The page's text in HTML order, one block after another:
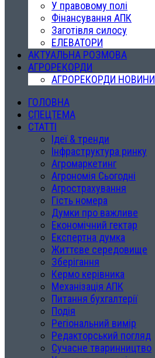
У правовому полі
Фінансування АПК
Заготівля силосу
ЕЛЕВАТОРИ
АКТУАЛЬНА РОЗМОВА
АГРОРЕКОРДИ
АГРОРЕКОРДИ НОВИНИ
ГОЛОВНА
СПЕЦТЕМА
СТАТТІ
Ідеї & тренди
Інфраструктура ринку
Агромаркетинг
Агрономія Сьогодні
Агрострахування
Гість номера
Думки про важливе
Економічний гектар
Експертна думка
Життєве середовище
Зберігання
Кермо керівника
Механізація АПК
Питання бухгалтерії
Подія
Регіональний вимір
Редакторський погляд
Сучасне тваринництво